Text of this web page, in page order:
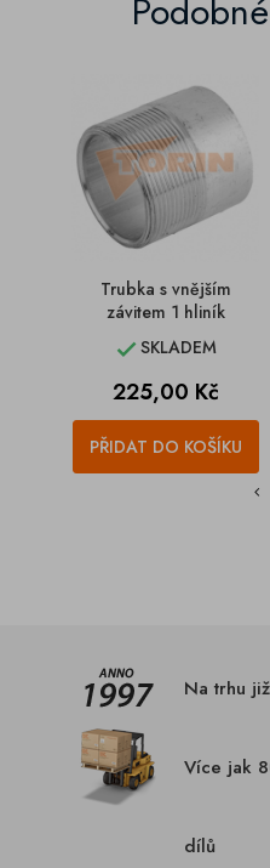
Podobné
Trubka s vnějším
závitem 1 hliník
SKLADEM
Cena
225,00 Kč
PŘIDAT DO KOŠÍKU
Na trhu
Více jak
dílů